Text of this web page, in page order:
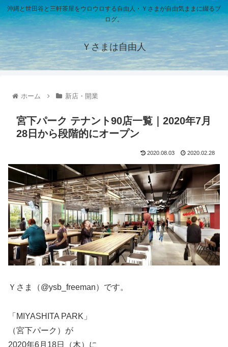
沖縄と世田谷と三軒茶屋をウロウロする自由人・Ｙさまが自由気ままに綴るブ
ログ。
Ｙさまは自由人
ホーム 新店・開業
宮下パーク テナント90店一覧｜2020年7月
28日から段階的にオープン
2020.08.03 2020.02.28
Ｙさま（@ysb_freeman）です。
「MIYASHITA PARK」
（宮下パーク）が
2020年6月18日（木）に